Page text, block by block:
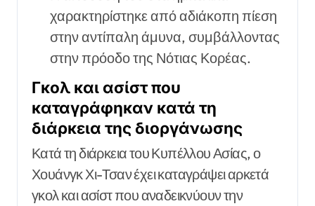
χαρακτηρίστηκε από αδιάκοπη πίεση
στην αντίπαλη άμυνα, συμβάλλοντας
στην πρόοδο της Νότιας Κορέας.
Γκολ και ασίστ που
καταγράφηκαν κατά τη
διάρκεια της διοργάνωσης
Κατά τη διάρκεια του Κυπέλλου Ασίας, ο
Χουάνγκ Χι-Τσαν έχει καταγράψει αρκετά
γκολ και ασίστ που αναδεικνύουν την